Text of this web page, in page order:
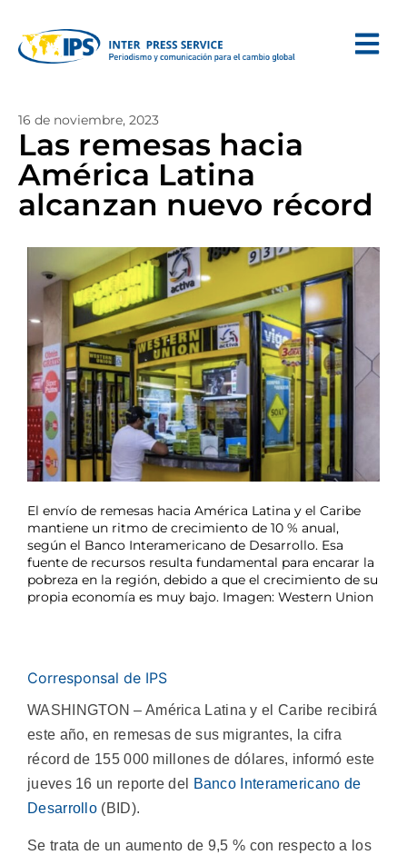
16 de noviembre, 2023
Las remesas hacia
América Latina
alcanzan nuevo récord
El envío de remesas hacia América Latina y el Caribe
mantiene un ritmo de crecimiento de 10 % anual,
según el Banco Interamericano de Desarrollo. Esa
fuente de recursos resulta fundamental para encarar la
pobreza en la región, debido a que el crecimiento de su
propia economía es muy bajo. Imagen: Western Union
Corresponsal de IPS
WASHINGTON – América Latina y el Caribe recibirá
este año, en remesas de sus migrantes, la cifra
récord de 155 000 millones de dólares, informó este
jueves 16 un reporte del
Banco Interamericano de
Desarrollo (BID).
Se trata de un aumento de 9,5 % con respecto a los